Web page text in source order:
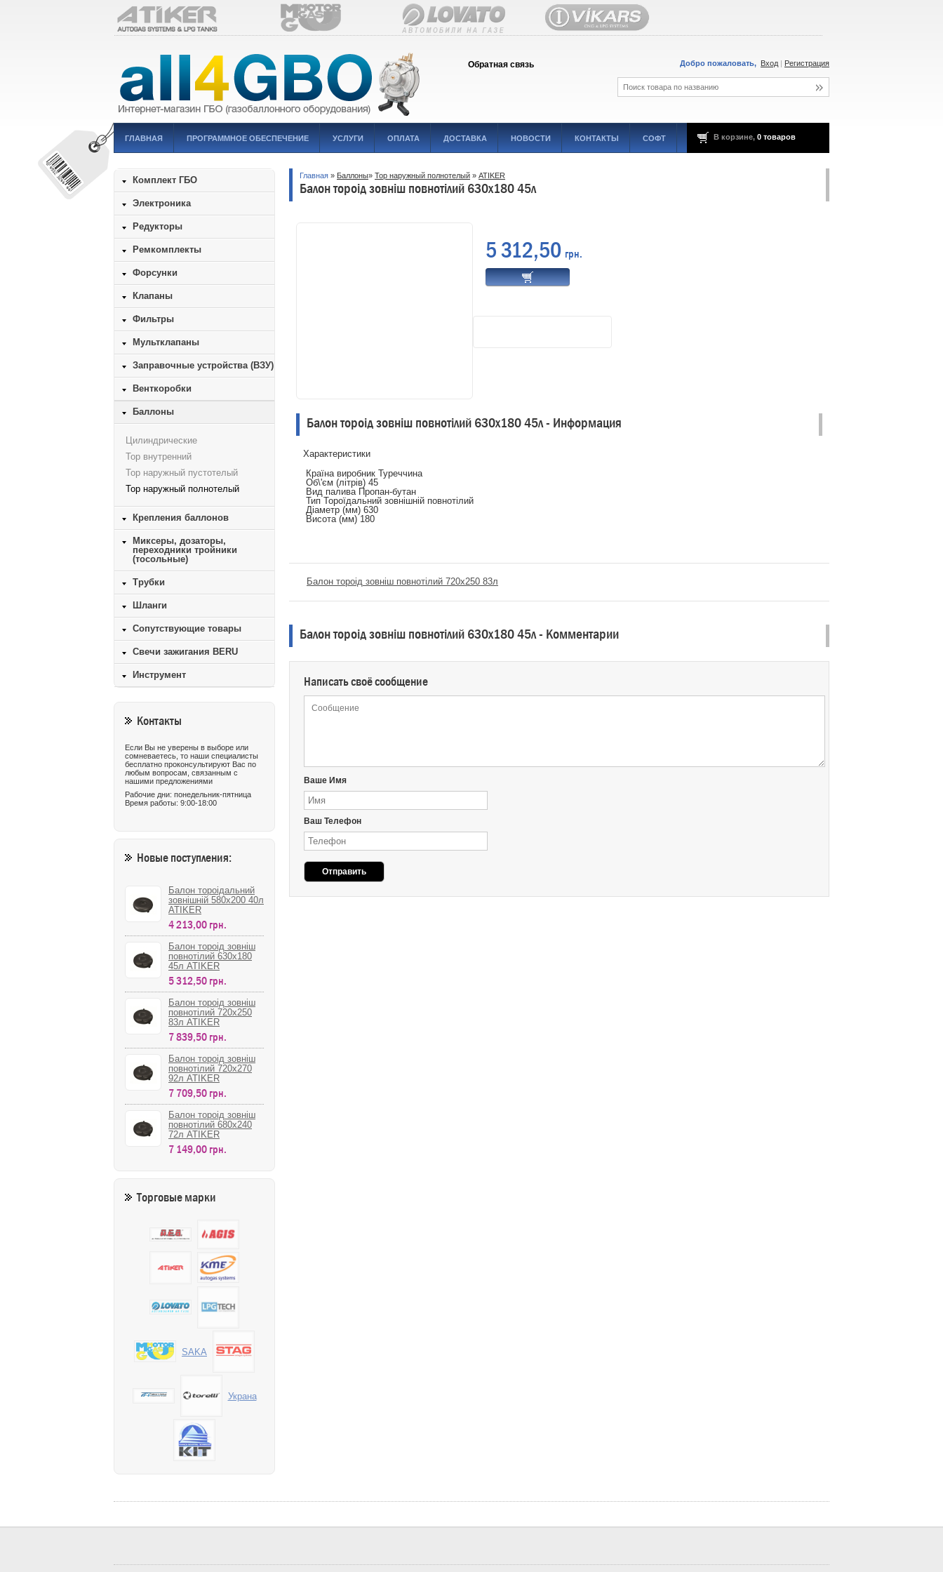
Обратная связь Добро пожаловать, Вход | Регистрация
В корзине, 0 товаров
ГЛАВНАЯ ПРОГРАММНОЕ ОБЕСПЕЧЕНИЕ УСЛУГИ ОПЛАТА ДОСТАВКА НОВОСТИ КОНТАКТЫ СОФТ
Главная » Баллоны» Тор наружный полнотелый » ATIKER
Балон тороід зовніш повнотілий 630х180 45л
5 312,50 грн.
Балон тороід зовніш повнотілий 630х180 45л - Информация
Характеристики
Країна виробник Туреччина
Об\'єм (літрів) 45
Вид палива Пропан-бутан
Тип Тороїдальний зовнішній повнотілий
Діаметр (мм) 630
Висота (мм) 180
Балон тороід зовніш повнотілий 720х250 83л
Балон тороід зовніш повнотілий 630х180 45л - Комментарии
Написать своё сообщение
Ваше Имя
Ваш Телефон
Отправить
Комплект ГБО
Электроника
Редукторы
Ремкомплекты
Форсунки
Клапаны
Фильтры
Мультклапаны
Заправочные устройства (ВЗУ)
Венткоробки
Баллоны
Цилиндрические
Тор внутренний
Тор наружный пустотелый
Тор наружный полнотелый
Крепления баллонов
Миксеры, дозаторы,
переходники тройники
(тосольные)
Трубки
Шланги
Сопутствующие товары
Свечи зажигания BERU
Инструмент
Контакты
Если Вы не уверены в выборе или
сомневаетесь, то наши специалисты
бесплатно проконсультируют Вас по
любым вопросам, связанным с
нашими предложениями
Рабочие дни: понедельник-пятница
Время работы: 9:00-18:00
Новые поступления:
Балон тороідальний
зовнішній 580х200 40л
ATIKER
4 213,00 грн.
Балон тороід зовніш
повнотілий 630х180
45л ATIKER
5 312,50 грн.
Балон тороід зовніш
повнотілий 720х250
83л ATIKER
7 839,50 грн.
Балон тороід зовніш
повнотілий 720х270
92л ATIKER
7 709,50 грн.
Балон тороід зовніш
повнотілий 680х240
72л ATIKER
7 149,00 грн.
Торговые марки
SAKA
Украна